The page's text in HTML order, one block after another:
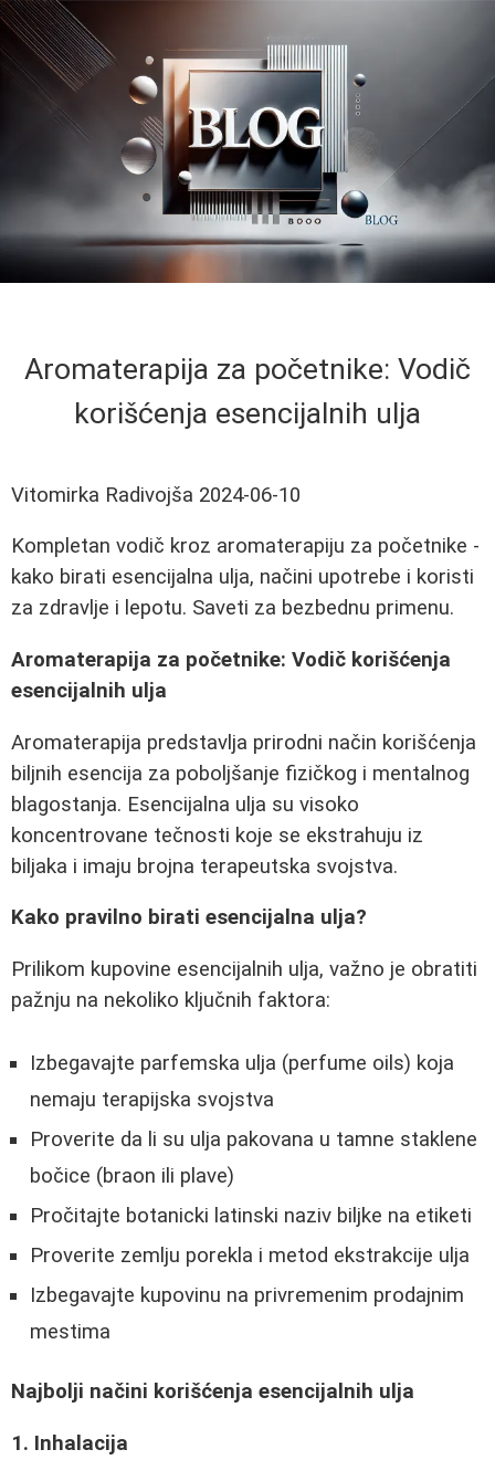
Aromaterapija za početnike: Vodič
korišćenja esencijalnih ulja
Vitomirka Radivojša 2024-06-10
Kompletan vodič kroz aromaterapiju za početnike -
kako birati esencijalna ulja, načini upotrebe i koristi
za zdravlje i lepotu. Saveti za bezbednu primenu.
Aromaterapija za početnike: Vodič korišćenja
esencijalnih ulja
Aromaterapija predstavlja prirodni način korišćenja
biljnih esencija za poboljšanje fizičkog i mentalnog
blagostanja. Esencijalna ulja su visoko
koncentrovane tečnosti koje se ekstrahuju iz
biljaka i imaju brojna terapeutska svojstva.
Kako pravilno birati esencijalna ulja?
Prilikom kupovine esencijalnih ulja, važno je obratiti
pažnju na nekoliko ključnih faktora:
Izbegavajte parfemska ulja (perfume oils) koja
nemaju terapijska svojstva
Proverite da li su ulja pakovana u tamne staklene
bočice (braon ili plave)
Pročitajte botanicki latinski naziv biljke na etiketi
Proverite zemlju porekla i metod ekstrakcije ulja
Izbegavajte kupovinu na privremenim prodajnim
mestima
Najbolji načini korišćenja esencijalnih ulja
1. Inhalacija